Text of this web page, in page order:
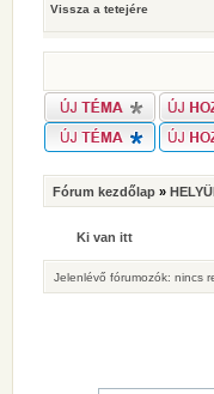
Vissza a tetejére
Fórum kezdőlap »
Ki van itt
Jelenlévő fórumozók: nincs